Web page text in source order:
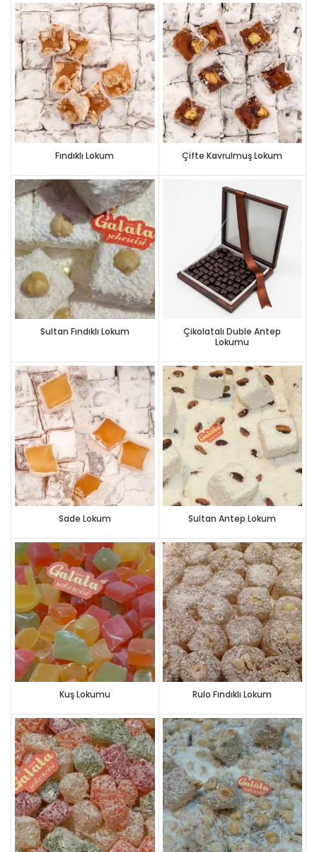
Fındıklı Lokum Çifte Kavrulmuş Lokum
Sultan Fındıklı Lokum
Çikolatalı Duble Antep
Lokumu
Sade Lokum Sultan Antep Lokum
Kuş Lokumu Rulo Fındıklı Lokum